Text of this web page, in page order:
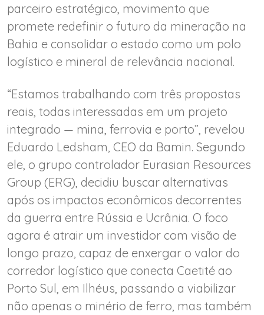
parceiro estratégico, movimento que
promete redefinir o futuro da mineração na
Bahia e consolidar o estado como um polo
logístico e mineral de relevância nacional.
“Estamos trabalhando com três propostas
reais, todas interessadas em um projeto
integrado — mina, ferrovia e porto”, revelou
Eduardo Ledsham, CEO da Bamin. Segundo
ele, o grupo controlador Eurasian Resources
Group (ERG), decidiu buscar alternativas
após os impactos econômicos decorrentes
da guerra entre Rússia e Ucrânia. O foco
agora é atrair um investidor com visão de
longo prazo, capaz de enxergar o valor do
corredor logístico que conecta Caetité ao
Porto Sul, em Ilhéus, passando a viabilizar
não apenas o minério de ferro, mas também